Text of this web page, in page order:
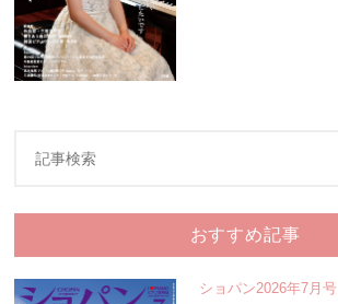
おすすめ記事
ショパン2026年7月号